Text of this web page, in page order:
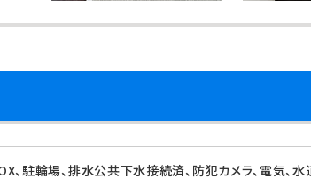
、駐輪場、排水公共下水接続済、防犯カメラ、電気、